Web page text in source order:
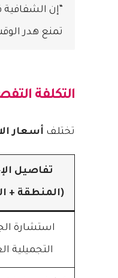
“إن
تمنع هدر
التكلفة
تختلف أسعار
تفاصيل
(المنطقة +
استشارة
التجميلية